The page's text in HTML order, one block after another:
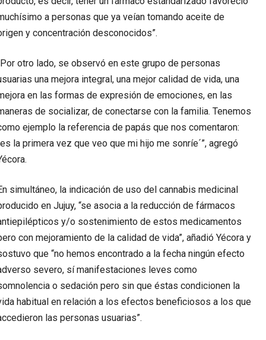
a personas que ya veían tomando aceite de
y concentración desconocidos”.
otro lado, se observó en este grupo de personas
una mejora integral, una mejor calidad de vida, una
en las formas de expresión de emociones, en las
de socializar, de conectarse con la familia. Tenemos
ejemplo la referencia de papás que nos comentaron:
la primera vez que veo que mi hijo me sonríe´”, agregó
simultáneo, la indicación de uso del cannabis medicinal
en Jujuy, “se asocia a la reducción de fármacos
y/o sostenimiento de estos medicamentos
con mejoramiento de la calidad de vida”, añadió Yécora y
que “no hemos encontrado a la fecha ningún efecto
severo, sí manifestaciones leves como
o sedación pero sin que éstas condicionen la
habitual en relación a los efectos beneficiosos a los que
las personas usuarias”.